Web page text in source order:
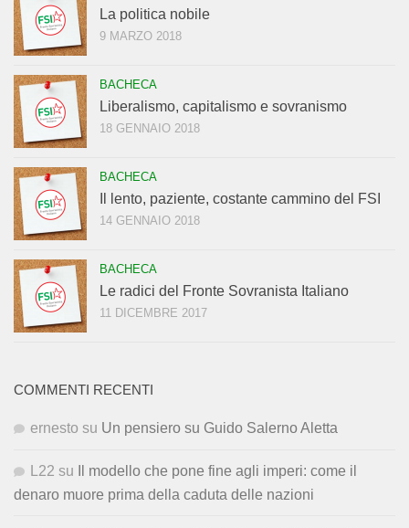
La politica nobile
9 MARZO 2018
BACHECA
Liberalismo, capitalismo e sovranismo
18 GENNAIO 2018
BACHECA
Il lento, paziente, costante cammino del FSI
14 GENNAIO 2018
BACHECA
Le radici del Fronte Sovranista Italiano
11 DICEMBRE 2017
COMMENTI RECENTI
ernesto su Un pensiero su Guido Salerno Aletta
L22 su
Il modello che pone fine agli imperi: come il
denaro muore prima della caduta delle nazioni